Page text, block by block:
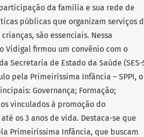
da família e sua rede de
públicas que organizam serviços
são essenciais. Nessa
Vidigal firmou um convênio com o
Secretaria de Estado da Saúde (SES-
pela Primeiríssima Infância – SPPI, o
Governança; Formação;
vinculados à promoção do
os 3 anos de vida. Destaca-se que
Primeiríssima Infância, que buscam